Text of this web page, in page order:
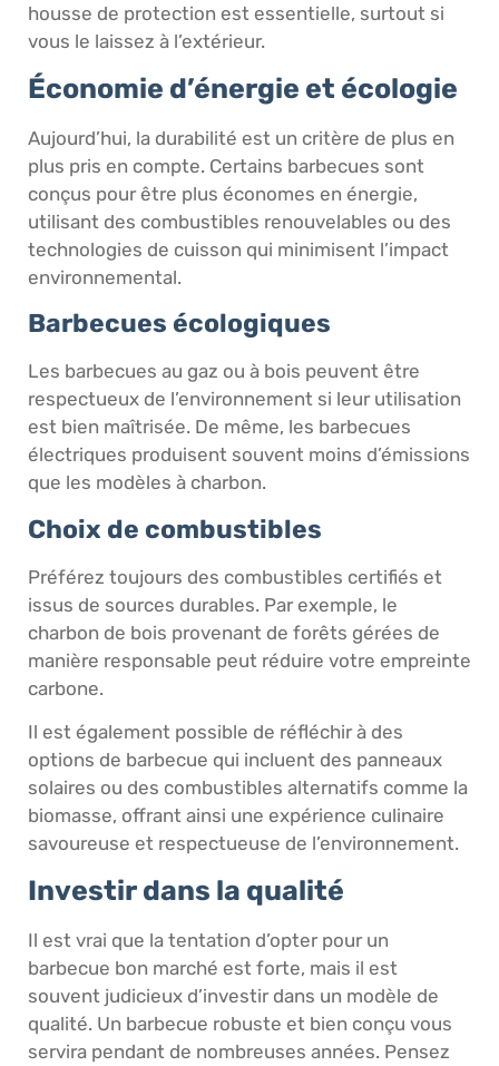
housse de protection est essentielle, surtout si
vous le laissez à l’extérieur.
Économie d’énergie et écologie
Aujourd’hui, la durabilité est un critère de plus en
plus pris en compte. Certains barbecues sont
conçus pour être plus économes en énergie,
utilisant des combustibles renouvelables ou des
technologies de cuisson qui minimisent l’impact
environnemental.
Barbecues écologiques
Les barbecues au gaz ou à bois peuvent être
respectueux de l’environnement si leur utilisation
est bien maîtrisée. De même, les barbecues
électriques produisent souvent moins d’émissions
que les modèles à charbon.
Choix de combustibles
Préférez toujours des combustibles certifiés et
issus de sources durables. Par exemple, le
charbon de bois provenant de forêts gérées de
manière responsable peut réduire votre empreinte
carbone.
Il est également possible de réfléchir à des
options de barbecue qui incluent des panneaux
solaires ou des combustibles alternatifs comme la
biomasse, offrant ainsi une expérience culinaire
savoureuse et respectueuse de l’environnement.
Investir dans la qualité
Il est vrai que la tentation d’opter pour un
barbecue bon marché est forte, mais il est
souvent judicieux d’investir dans un modèle de
qualité. Un barbecue robuste et bien conçu vous
servira pendant de nombreuses années. Pensez